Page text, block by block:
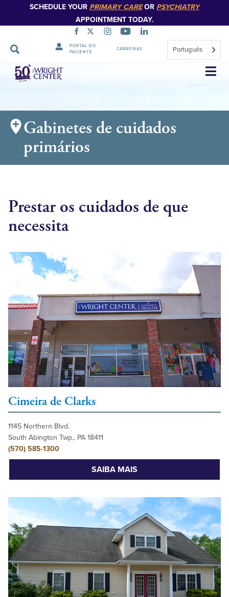
SCHEDULE YOUR PRIMARY CAREOR PSYCHIATRY
APPOINTMENT TODAY.
PORTAL DO
PACIENTE
CARREIRAS Português
Saltar
navegação
Gabinetes de cuidados
primários
Prestar os cuidados de que
necessita
Cimeira de Clarks
1145 Northern Blvd.
South Abington Twp., PA 18411
(570) 585-1300
SAIBA MAIS